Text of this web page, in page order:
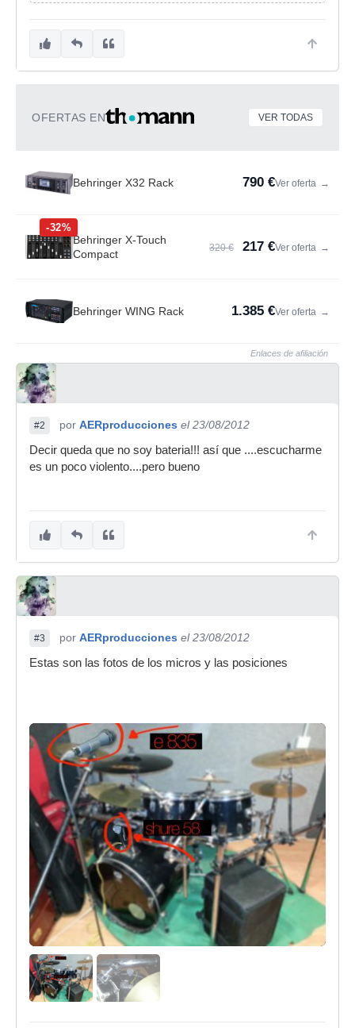
OFERTAS EN VER TODAS
Behringer X32 Rack 790 €Ver oferta →
-32%
Behringer X-Touch
Compact
320 € 217 €Ver oferta →
Behringer WING Rack 1.385 €Ver oferta →
Enlaces de afiliación
#2 por AERproducciones el 23/08/2012
Decir queda que no soy bateria!!! así que ....escucharme
es un poco violento....pero bueno
#3 por AERproducciones el 23/08/2012
Estas son las fotos de los micros y las posiciones